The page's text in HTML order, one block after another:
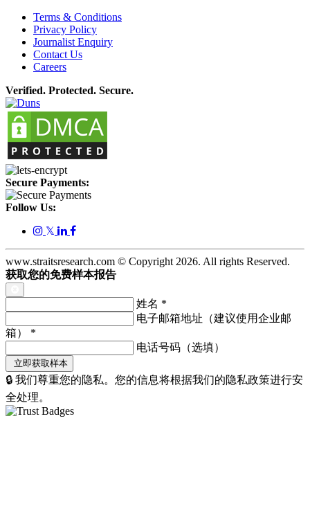
Terms & Conditions
Privacy Policy
Journalist Enquiry
Contact Us
Careers
Verified. Protected. Secure.
Secure Payments:
Follow Us:
𝕏
www.straitsresearch.com © Copyright 2026. All rights Reserved.
获取您的免费样本报告
姓名 *
电子邮箱地址（建议使用企业邮
箱） *
电话号码（选填）
🔒 我们尊重您的隐私。您的信息将根据我们的隐私政策进行安
全处理。